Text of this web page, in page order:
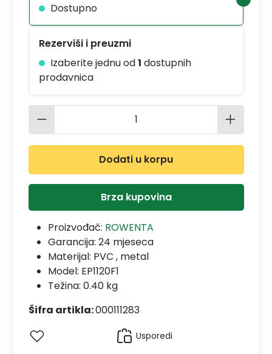
Dostupno
Rezerviši i preuzmi
Izaberite jednu od1 dostupnih
prodavnica
Količina proizvoda: Unesite
Dodati u korpu
Brza kupovina
Proizvođač: ROWENTA
Garancija: 24 mjeseca
Materijal: PVC , metal
Model: EP1120F1
Težina: 0.40 kg
Šifra artikla:000111283
Usporedi